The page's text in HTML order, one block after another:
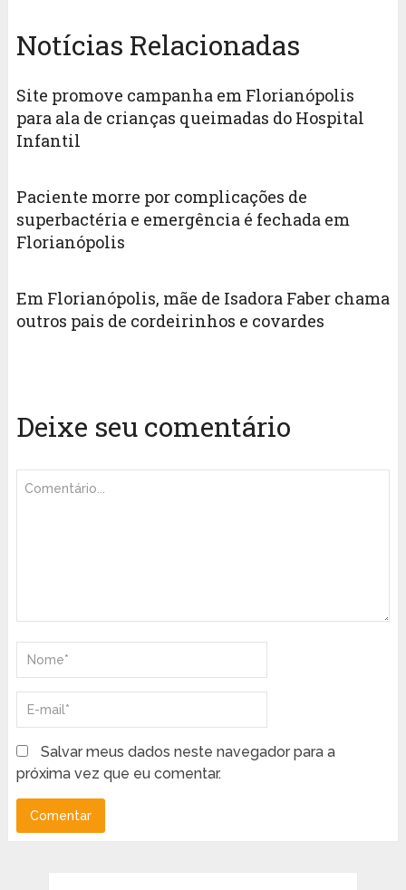
Notícias Relacionadas
Site promove campanha em Florianópolis
para ala de crianças queimadas do Hospital
Infantil
Paciente morre por complicações de
superbactéria e emergência é fechada em
Florianópolis
Em Florianópolis, mãe de Isadora Faber chama
outros pais de cordeirinhos e covardes
Deixe seu comentário
Salvar meus dados neste navegador para a
próxima vez que eu comentar.